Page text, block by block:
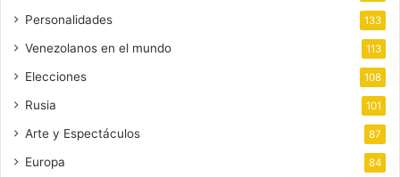
Personalidades 133
Venezolanos en el mundo 113
Elecciones 108
Rusia 101
Arte y Espectáculos 87
Europa 84